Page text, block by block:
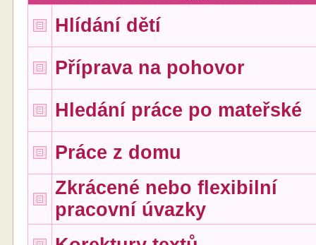
Hlídání dětí
Příprava na pohovor
Hledání práce po mateřské
Práce z domu
Zkrácené nebo flexibilní
pracovní úvazky